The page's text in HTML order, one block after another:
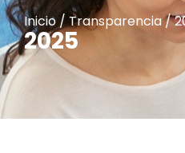
Inicio /Transparencia/
2025